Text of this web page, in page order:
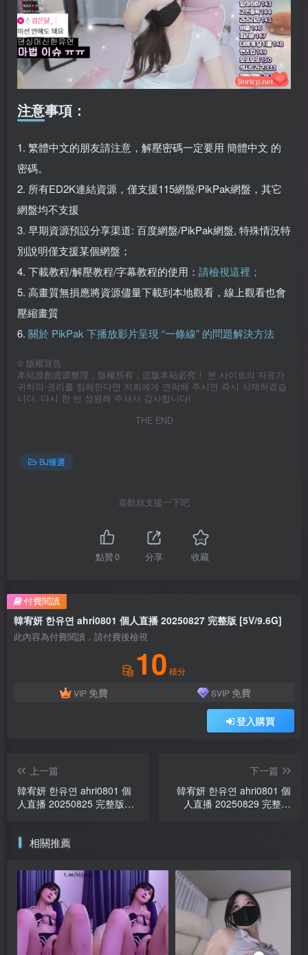
注意事項：
1. 繁體中文的朋友請注意，解壓密碼一定要用 簡體中文 的
密碼。
2. 所有ED2K連結資源，僅支援115網盤/PikPak網盤，其它
網盤均不支援
3. 早期資源預設分享渠道: 百度網盤/PikPak網盤, 特殊情況特
別說明僅支援某個網盤；
4. 下載教程/解壓教程/字幕教程的使用： 請檢視這裡；
5. 高畫質無損應將資源儘量下載到本地觀看，線上觀看也會
壓縮畫質
6. 關於 PikPak 下播放影片呈現 “一條線” 的問題解決方法
© 版權宣告
本站原創資源整理，版權所有，盜版本站必究！ 본 사이트의 자료가
귀하의 권리를 침해한다면 저희에게 연락해 주시면 즉시 삭제하겠습
니다. 다시 한 번 성원해 주셔서 감사합니다!
THE END
BJ臻選
喜歡就支援一下吧
點贊0 分享 收藏
韓宥妍 한유연 ahri0801 個人直播 20250827 完整版 [5V/9.6G]
此內容為付費閱讀，請付費後檢視
10 積分
VIP 免費 SVIP 免費
登入購買
付費閱讀
上一篇
韓宥妍 한유연 ahri0801 個
人直播 20250825 完整版
下一篇
韓宥妍 한유연 ahri0801 個
人直播 20250829 完整版
相關推薦